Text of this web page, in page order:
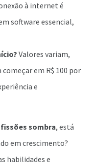
à internet é
software essencial,
Valores variam,
em R$ 100 por
e
sombra, está
em crescimento?
habilidades e